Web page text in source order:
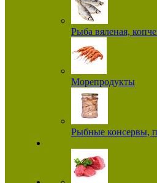
Рыба вяленая,
Морепродукты
Рыбные консервы,